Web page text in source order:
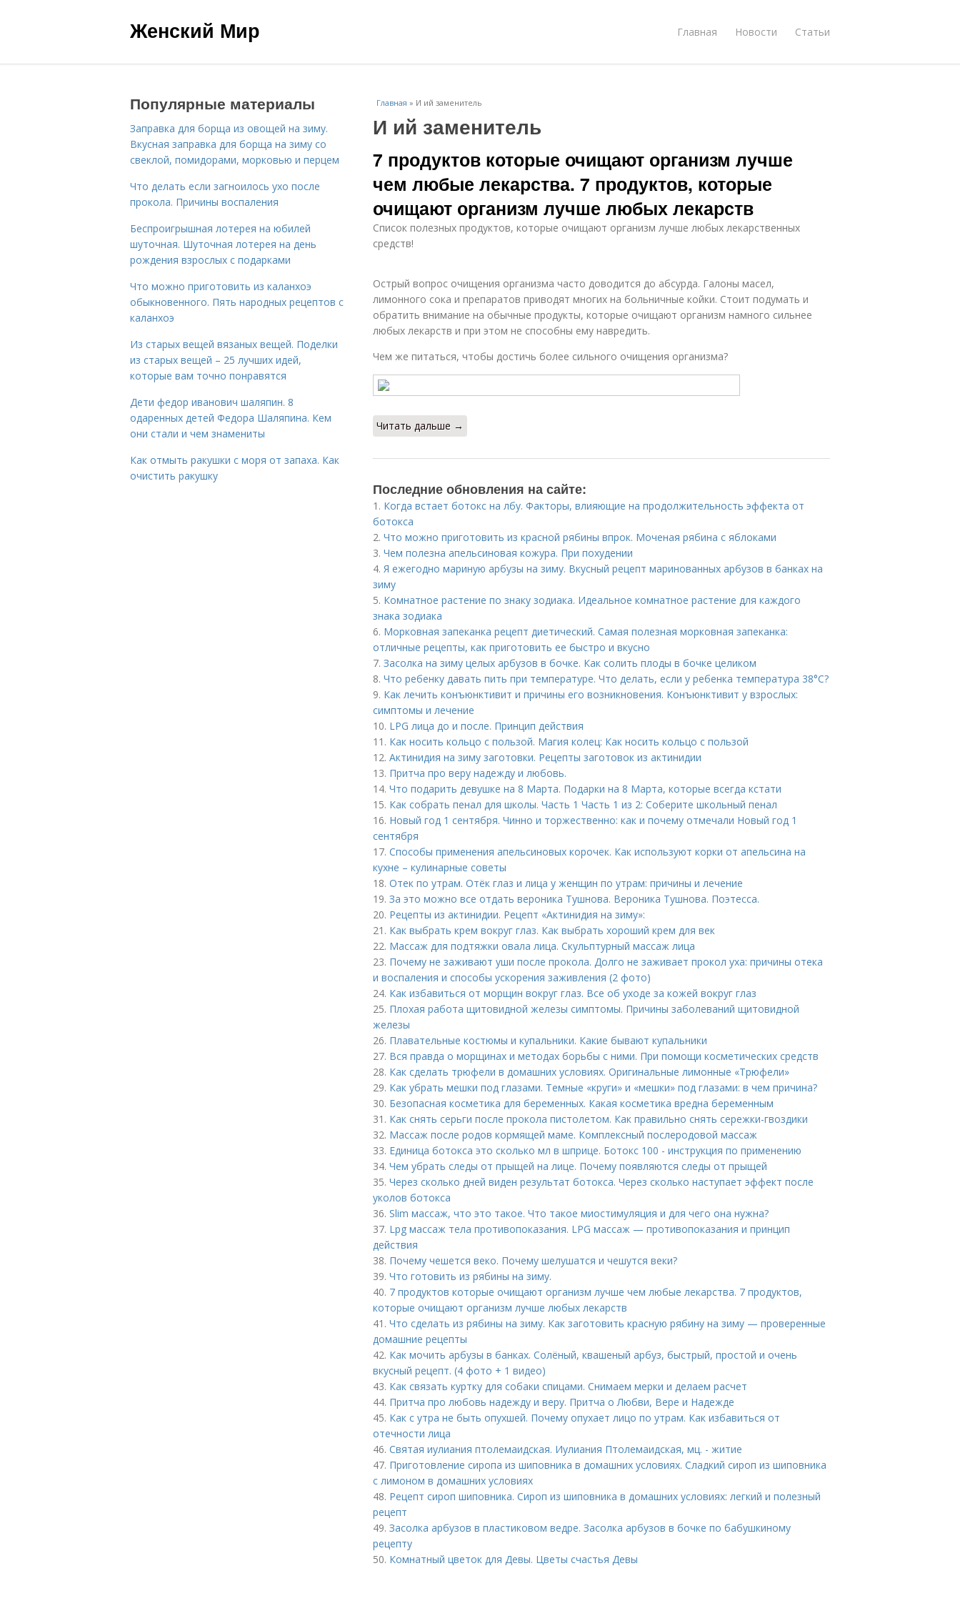
Женский Мир Главная Новости Статьи
Главная » И ий заменитель
И ий заменитель
7 продуктов которые очищают организм лучше
чем любые лекарства. 7 продуктов, которые
очищают организм лучше любых лекарств
Список полезных продуктов, которые очищают организм лучше любых лекарственных
средств!
Острый вопрос очищения организма часто доводится до абсурда. Галоны масел,
лимонного сока и препаратов приводят многих на больничные койки. Стоит подумать и
обратить внимание на обычные продукты, которые очищают организм намного сильнее
любых лекарств и при этом не способны ему навредить.
Чем же питаться, чтобы достичь более сильного очищения организма?
Читать дальше →
Последние обновления на сайте:
1. Когда встает ботокс на лбу. Факторы, влияющие на продолжительность эффекта от
ботокса
2. Что можно приготовить из красной рябины впрок. Моченая рябина с яблоками
3. Чем полезна апельсиновая кожура. При похудении
4. Я ежегодно мариную арбузы на зиму. Вкусный рецепт маринованных арбузов в банках на
зиму
5. Комнатное растение по знаку зодиака. Идеальное комнатное растение для каждого
знака зодиака
6. Морковная запеканка рецепт диетический. Самая полезная морковная запеканка:
отличные рецепты, как приготовить ее быстро и вкусно
7. Засолка на зиму целых арбузов в бочке. Как солить плоды в бочке целиком
8. Что ребенку давать пить при температуре. Что делать, если у ребенка температура 38°С?
9. Как лечить конъюнктивит и причины его возникновения. Конъюнктивит у взрослых:
симптомы и лечение
10. LPG лица до и после. Принцип действия
11. Как носить кольцо с пользой. Магия колец: Как носить кольцо с пользой
12. Актинидия на зиму заготовки. Рецепты заготовок из актинидии
13. Притча про веру надежду и любовь.
14. Что подарить девушке на 8 Марта. Подарки на 8 Марта, которые всегда кстати
15. Как собрать пенал для школы. Часть 1 Часть 1 из 2: Соберите школьный пенал
16. Новый год 1 сентября. Чинно и торжественно: как и почему отмечали Новый год 1
сентября
17. Способы применения апельсиновых корочек. Как используют корки от апельсина на
кухне – кулинарные советы
18. Отек по утрам. Отёк глаз и лица у женщин по утрам: причины и лечение
19. За это можно все отдать вероника Тушнова. Вероника Тушнова. Поэтесса.
20. Рецепты из актинидии. Рецепт «Актинидия на зиму»:
21. Как выбрать крем вокруг глаз. Как выбрать хороший крем для век
22. Массаж для подтяжки овала лица. Скульптурный массаж лица
23. Почему не заживают уши после прокола. Долго не заживает прокол уха: причины отека
и воспаления и способы ускорения заживления (2 фото)
24. Как избавиться от морщин вокруг глаз. Все об уходе за кожей вокруг глаз
25. Плохая работа щитовидной железы симптомы. Причины заболеваний щитовидной
железы
26. Плавательные костюмы и купальники. Какие бывают купальники
27. Вся правда о морщинах и методах борьбы с ними. При помощи косметических средств
28. Как сделать трюфели в домашних условиях. Оригинальные лимонные «Трюфели»
29. Как убрать мешки под глазами. Темные «круги» и «мешки» под глазами: в чем причина?
30. Безопасная косметика для беременных. Какая косметика вредна беременным
31. Как снять серьги после прокола пистолетом. Как правильно снять сережки-гвоздики
32. Массаж после родов кормящей маме. Комплексный послеродовой массаж
33. Единица ботокса это сколько мл в шприце. Ботокс 100 - инструкция по применению
34. Чем убрать следы от прыщей на лице. Почему появляются следы от прыщей
35. Через сколько дней виден результат ботокса. Через сколько наступает эффект после
уколов ботокса
36. Slim массаж, что это такое. Что такое миостимуляция и для чего она нужна?
37. Lpg массаж тела противопоказания. LPG массаж — противопоказания и принцип
действия
38. Почему чешется веко. Почему шелушатся и чешутся веки?
39. Что готовить из рябины на зиму.
40. 7 продуктов которые очищают организм лучше чем любые лекарства. 7 продуктов,
которые очищают организм лучше любых лекарств
41. Что сделать из рябины на зиму. Как заготовить красную рябину на зиму — проверенные
домашние рецепты
42. Как мочить арбузы в банках. Солёный, квашеный арбуз, быстрый, простой и очень
вкусный рецепт. (4 фото + 1 видео)
43. Как связать куртку для собаки спицами. Снимаем мерки и делаем расчет
44. Притча про любовь надежду и веру. Притча о Любви, Вере и Надежде
45. Как с утра не быть опухшей. Почему опухает лицо по утрам. Как избавиться от
отечности лица
46. Святая иулиания птолемаидская. Иулиания Птолемаидская, мц. - житие
47. Приготовление сиропа из шиповника в домашних условиях. Сладкий сироп из шиповника
с лимоном в домашних условиях
48. Рецепт сироп шиповника. Сироп из шиповника в домашних условиях: легкий и полезный
рецепт
49. Засолка арбузов в пластиковом ведре. Засолка арбузов в бочке по бабушкиному
рецепту
50. Комнатный цветок для Девы. Цветы счастья Девы
Популярные материалы
Заправка для борща из овощей на зиму.
Вкусная заправка для борща на зиму со
свеклой, помидорами, морковью и перцем
Что делать если загноилось ухо после
прокола. Причины воспаления
Беспроигрышная лотерея на юбилей
шуточная. Шуточная лотерея на день
рождения взрослых с подарками
Что можно приготовить из каланхоэ
обыкновенного. Пять народных рецептов с
каланхоэ
Из старых вещей вязаных вещей. Поделки
из старых вещей – 25 лучших идей,
которые вам точно понравятся
Дети федор иванович шаляпин. 8
одаренных детей Федора Шаляпина. Кем
они стали и чем знамениты
Как отмыть ракушки с моря от запаха. Как
очистить ракушку